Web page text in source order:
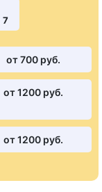
7
от 700 pуб.
от 1200 pуб.
от 1200 pуб.